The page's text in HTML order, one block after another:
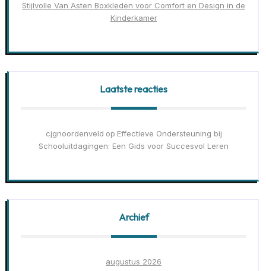
Stijlvolle Van Asten Boxkleden voor Comfort en Design in de
Kinderkamer
Laatste reacties
cjgnoordenveld op Effectieve Ondersteuning bij
Schooluitdagingen: Een Gids voor Succesvol Leren
Archief
augustus 2026